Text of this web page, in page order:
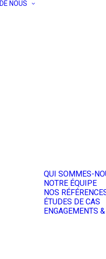
NOUS
QUI SOMMES-
NOTRE ÉQUIPE
NOS
ÉTUDES DE CAS
ENGAGEMENTS